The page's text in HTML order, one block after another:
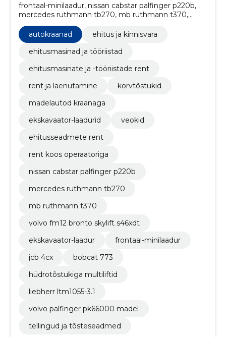
frontaal-minilaadur, nissan cabstar palfinger p220b,
mercedes ruthmann tb270, mb ruthmann t370,
volvo fm12 bronto skylift s46xdt, ekskavaator-laadur,
hüdrotõstukiga multiliftid, volvo palfinger pk66000
madel, liebherr ltm1055-3.1, rent koos operaatoriga
autokraanad
ehitus ja kinnisvara
ehitusmasinad ja tööriistad
ehitusmasinate ja -tööriistade rent
rent ja laenutamine
korvtõstukid
madelautod kraanaga
ekskavaator-laadurid
veokid
ehitusseadmete rent
rent koos operaatoriga
nissan cabstar palfinger p220b
mercedes ruthmann tb270
mb ruthmann t370
volvo fm12 bronto skylift s46xdt
ekskavaator-laadur
frontaal-minilaadur
jcb 4cx
bobcat 773
hüdrotõstukiga multiliftid
liebherr ltm1055-3.1
volvo palfinger pk66000 madel
tellingud ja tõsteseadmed